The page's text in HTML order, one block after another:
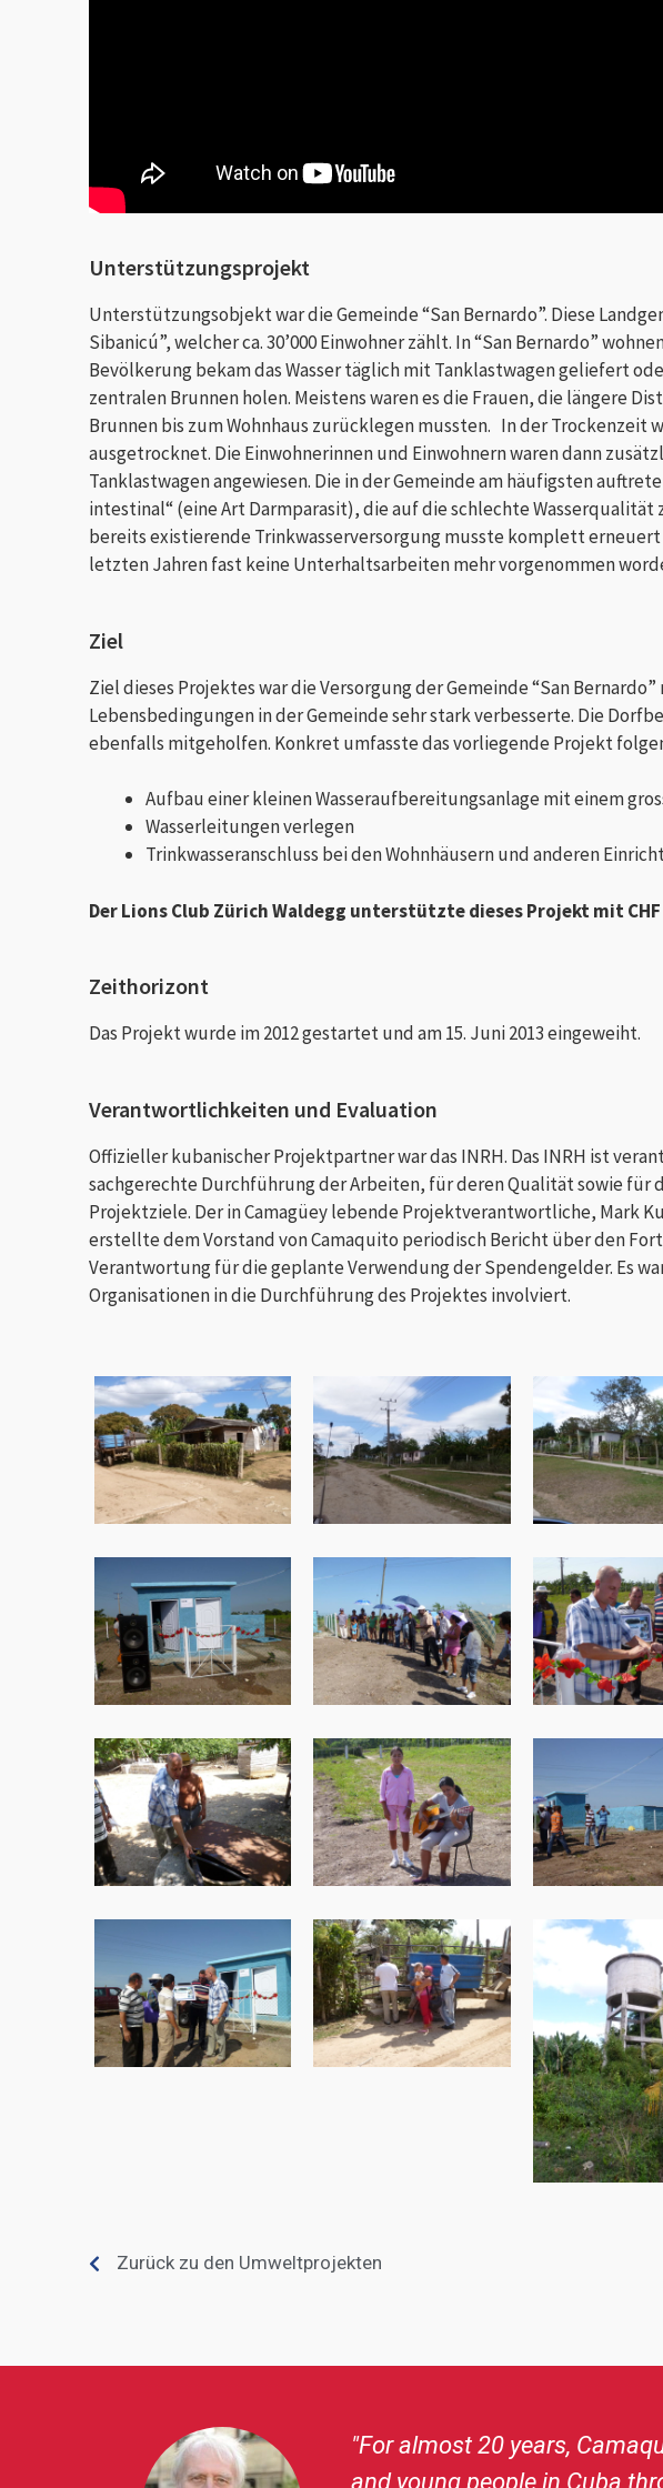
Unterstützungsprojekt
Unterstützungsobjekt war die Gemeinde “San Bernardo”. Diese
Sibanicú”, welcher ca. 30’000 Einwohner zählt. In “San Bernardo”
Bevölkerung bekam das Wasser täglich mit Tanklastwagen geliefert
zentralen Brunnen holen. Meistens waren es die Frauen, die längere
Brunnen bis zum Wohnhaus zurücklegen mussten. In der Trockenzeit
ausgetrocknet. Die Einwohnerinnen und Einwohnern waren dann
Tanklastwagen angewiesen. Die in der Gemeinde am häufigsten
intestinal“ (eine Art Darmparasit), die auf die schlechte Wasserqualität
bereits existierende Trinkwasserversorgung musste komplett
letzten Jahren fast keine Unterhaltsarbeiten mehr vorgenommen
Ziel
Ziel dieses Projektes war die Versorgung der Gemeinde “San
Lebensbedingungen in der Gemeinde sehr stark verbesserte. Die
ebenfalls mitgeholfen. Konkret umfasste das vorliegende Projekt
Aufbau einer kleinen Wasseraufbereitungsanlage mit einem
Wasserleitungen verlegen
Trinkwasseranschluss bei den Wohnhäusern und anderen
Der Lions Club Zürich Waldegg unterstützte dieses Projekt mit CHF
Zeithorizont
Das Projekt wurde im 2012 gestartet und am 15. Juni 2013 eingeweiht.
Verantwortlichkeiten und Evaluation
Offizieller kubanischer Projektpartner war das INRH. Das INRH ist
sachgerechte Durchführung der Arbeiten, für deren Qualität sowie für
Projektziele. Der in Camagüey lebende Projektverantwortliche, Mark
erstellte dem Vorstand von Camaquito periodisch Bericht über den
Verantwortung für die geplante Verwendung der Spendengelder. Es
Organisationen in die Durchführung des Projektes involviert.
Zurück zu den Umweltprojekten
"Since its creation in
the volunteers brings me